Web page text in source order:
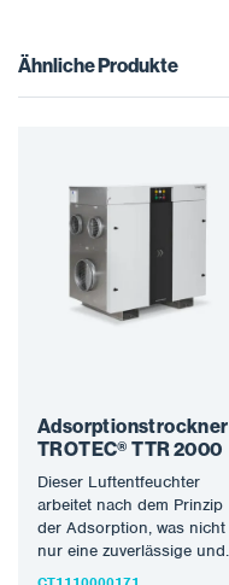
Ähnliche Produkte
Adsorptionstrockner
TROTEC® TTR 2000
Dieser Luftentfeuchter
arbeitet nach dem Prinzip
der Adsorption, was nicht
nur eine zuverlässige und
hohe